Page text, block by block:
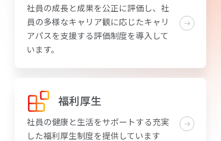
社員の成長と成果を公正に評価し、社
員の多様なキャリア観に応じたキャリ
アパスを支援する評価制度を導入して
います。
福利厚生
社員の健康と生活をサポートする充実
した福利厚生制度を提供しています